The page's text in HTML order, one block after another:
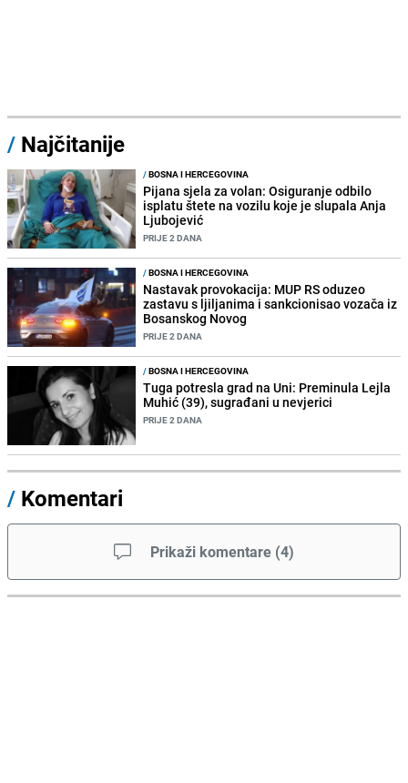
/ Najčitanije
/BOSNA I HERCEGOVINA
Pijana sjela za volan: Osiguranje odbilo
isplatu štete na vozilu koje je slupala Anja
Ljubojević
PRIJE 2 DANA
/BOSNA I HERCEGOVINA
Nastavak provokacija: MUP RS oduzeo
zastavu s ljiljanima i sankcionisao vozača iz
Bosanskog Novog
PRIJE 2 DANA
/BOSNA I HERCEGOVINA
Tuga potresla grad na Uni: Preminula Lejla
Muhić (39), sugrađani u nevjerici
PRIJE 2 DANA
/ Komentari
Prikaži komentare (4)